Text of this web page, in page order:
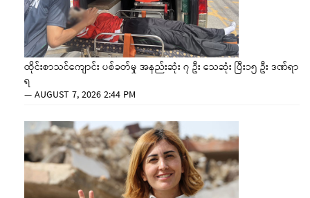
ထိုင်းစာသင်ကျောင်း ပစ်ခတ်မှု အနည်းဆုံး ၇ ဦး သေဆုံး ပြီး၁၅ ဦး ဒဏ်ရာ
ရ
—AUGUST 7, 2026 2:44 PM